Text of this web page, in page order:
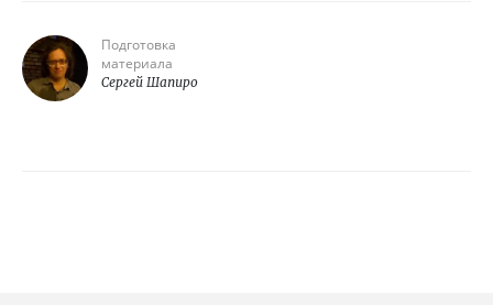
Подготовка
материала
Сергей Шапиро